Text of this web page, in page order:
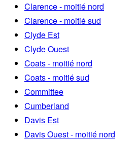
Clarence - moitié nord
Clarence - moitié sud
Clyde Est
Clyde Ouest
Coats - moitié nord
Coats - moitié sud
Committee
Cumberland
Davis Est
Davis Ouest - moitié nord